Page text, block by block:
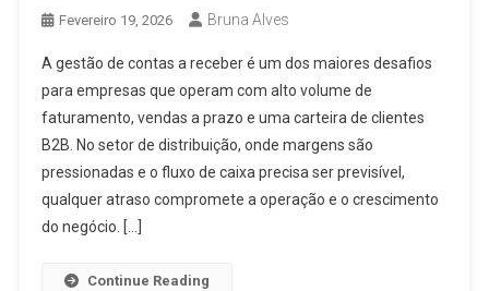
Fevereiro 19, 2026 Bruna Alves
A gestão de contas a receber é um dos maiores desafios
para empresas que operam com alto volume de
faturamento, vendas a prazo e uma carteira de clientes
B2B. No setor de distribuição, onde margens são
pressionadas e o fluxo de caixa precisa ser previsível,
qualquer atraso compromete a operação e o crescimento
do negócio. […]
Continue Reading